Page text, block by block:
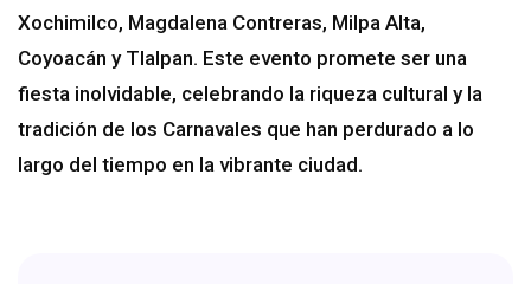
Xochimilco, Magdalena Contreras, Milpa Alta,
Coyoacán y Tlalpan. Este evento promete ser una
fiesta inolvidable, celebrando la riqueza cultural y la
tradición de los Carnavales que han perdurado a lo
largo del tiempo en la vibrante ciudad.